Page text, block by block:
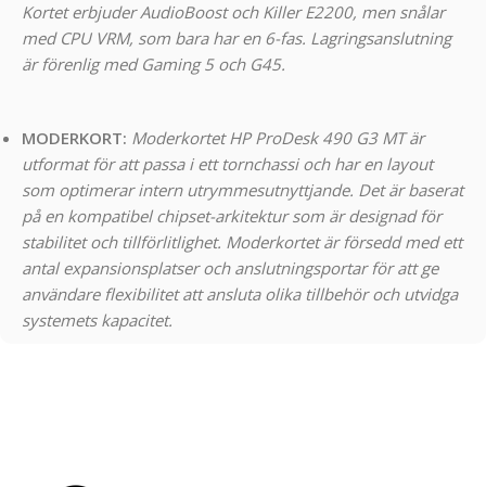
Kortet erbjuder AudioBoost och Killer E2200, men snålar
med CPU VRM, som bara har en 6-fas. Lagringsanslutning
är förenlig med Gaming 5 och G45.
MODERKORT: Moderkortet HP ProDesk 490 G3 MT är
utformat för att passa i ett tornchassi och har en layout
som optimerar intern utrymmesutnyttjande. Det är baserat
på en kompatibel chipset-arkitektur som är designad för
stabilitet och tillförlitlighet. Moderkortet är försedd med ett
antal expansionsplatser och anslutningsportar för att ge
användare flexibilitet att ansluta olika tillbehör och utvidga
systemets kapacitet.